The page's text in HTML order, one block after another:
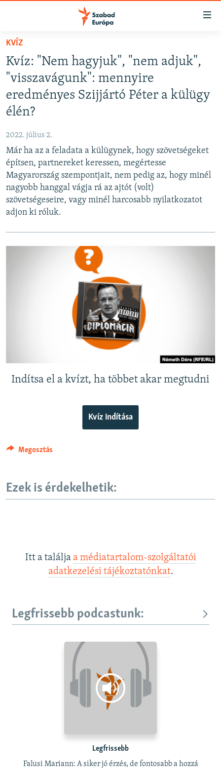
Akadálymentes
Ugrás
fő
oldalra
tartalomjegyzékre
keresésre
NAPIRENDEN
AKTUÁLIS
PODCASTOK
VIDEÓK
NER15
SZABADON
TÁRSADALOM
DEMOKRÁCIA
A PÉNZ NYOMÁBAN
EURÓPAI UNIÓ
VILÁG
A MÚLT TANULSÁGAI
KVÍZ
Kvíz: "Nem hagyjuk", "nem adjuk",
"visszavágunk": mennyire
eredményes Szijjártó Péter a külügy
élén?
2022. július 2.
Már ha az a feladata a külügynek, hogy szövetségeket
építsen, partnereket keressen, megértesse
Magyarország szempontjait, nem pedig az, hogy minél
nagyobb hanggal vágja rá az ajtót (volt)
szövetségeseire, vagy minél harcosabb nyilatkozatot
adjon ki róluk.
Indítsa el a kvízt, ha többet akar megtudni
Kvíz indítása
Megosztás
Ezek is érdekelhetik:
Itt a találja a médiatartalom-szolgáltatói
adatkezelési tájékoztatónkat.
Legfrissebb podcastunk:
Legfrissebb
Falusi Mariann: A siker jó érzés, de fontosabb a hozzá
FELIRATKOZÁS
Feliratkozás